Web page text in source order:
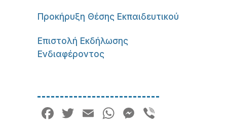
Προκήρυξη Θέσης Εκπαιδευτικού
Επιστολή Εκδήλωσης
Ενδιαφέροντος
Facebook
Twitter
EmailWhatsApp
Messenger